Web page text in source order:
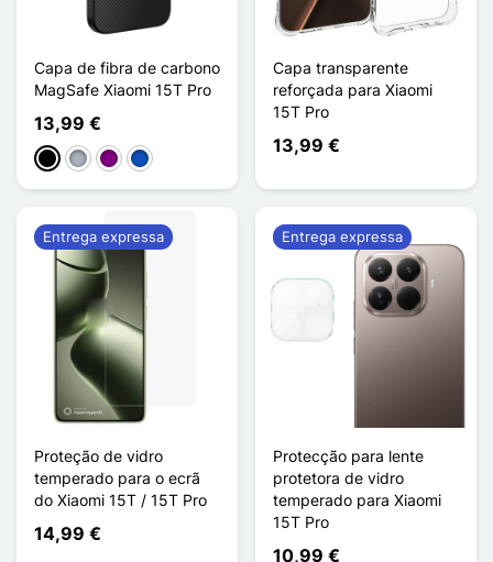
Capa de fibra de carbono
MagSafe Xiaomi 15T Pro
13,99 €
PretoCinzento
Púrpura
Saphir
Capa transparente
reforçada para Xiaomi
15T Pro
13,99 €
Proteção de vidro
temperado para o ecrã
do Xiaomi 15T / 15T Pro
14,99 €
Entrega expressa
Protecção para lente
protetora de vidro
temperado para Xiaomi
15T Pro
10,99 €
Entrega expressa